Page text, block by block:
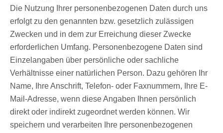
Die Nutzung Ihrer personenbezogenen Daten durch uns
erfolgt zu den genannten bzw. gesetzlich zulässigen
Zwecken und in dem zur Erreichung dieser Zwecke
erforderlichen Umfang. Personenbezogene Daten sind
Einzelangaben über persönliche oder sachliche
Verhältnisse einer natürlichen Person. Dazu gehören Ihr
Name, Ihre Anschrift, Telefon- oder Faxnummern, Ihre E-
Mail-Adresse, wenn diese Angaben Ihnen persönlich
direkt oder indirekt zugeordnet werden können. Wir
speichern und verarbeiten Ihre personenbezogenen